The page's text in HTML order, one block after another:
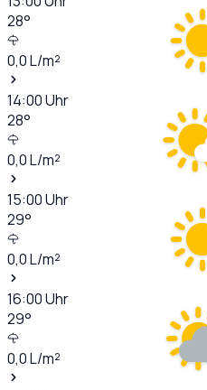
28°
0,0L/m²
14:00Uhr
28°
0,0L/m²
15:00Uhr
29°
0,0L/m²
16:00Uhr
29°
0,0L/m²